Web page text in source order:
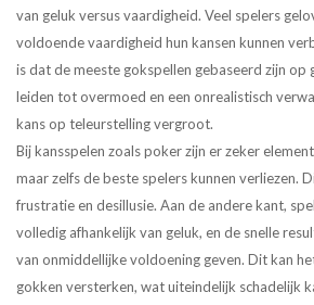
van geluk versus vaardigheid. Veel spelers
voldoende vaardigheid hun kansen kunnen
is dat de meeste gokspellen gebaseerd zijn op
leiden tot overmoed en een onrealistisch
kans op teleurstelling vergroot.
Bij kansspelen zoals poker zijn er zeker
maar zelfs de beste spelers kunnen verliezen.
frustratie en desillusie. Aan de andere kant,
volledig afhankelijk van geluk, en de snelle
van onmiddellijke voldoening geven. Dit kan
gokken versterken, wat uiteindelijk schadelijk